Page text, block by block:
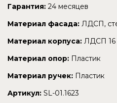
Гарантия: 24 месяцев
Материал фасада: ЛДСП,
Материал корпуса: ЛДСП 16
Материал опор: Пластик
Материал ручек: Пластик
Артикул: SL-01.1623